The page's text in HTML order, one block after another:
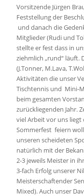
Vorsitzende Jürgen
Feststellung der
und danach die
Mitglieder (Rudi und
stellte er fest dass in
ziehmlich „rund“ läuft.
(J.Tonner, M.Lava,
Aktivitäten die unser
Tischtennis und Mini-
beim gesamten
zurückliegenden Jahr.
viel Arbeit vor uns liegt
Sommerfest feiern
unseren scheideten
natürlich mit der
2-3 jeweils Meister in
3-fach Erfolg unserer
Meisterschaftender
Mixed). Auch unser